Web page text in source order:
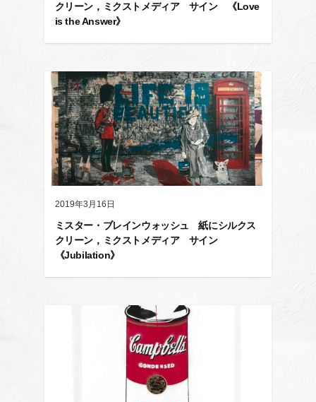
クリーン，ミクストメディア サイン 《Love
is the Answer》
2019年3月16日
ミスター・ブレインウォッシュ 紙にシルクス
クリーン，ミクストメディア サイン
《Jubilation》